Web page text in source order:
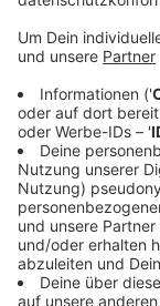
gespendet.
Veröffentlicht:
Anzeige
Schon vor dem
und
der unseren
Ausstattung
Jahren in